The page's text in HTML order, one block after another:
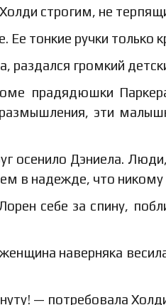
строгим, не
Ее тонкие ручки только
раздался громкий
прадядюшки
размышления, эти
осенило Дэниела.
в надежде, что
себе за спину,
наверняка
— потребовала